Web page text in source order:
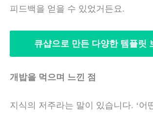
피드백을 얻을 수 있었거든요.
큐샵으로 만든 다양한 템플릿
개밥을 먹으며 느낀 점
지식의 저주라는 말이 있습니다. ‘어